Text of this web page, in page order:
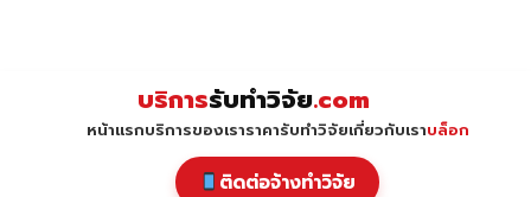
บริการรับทำวิจัย.com
หน้าแรกบริการของเราราคารับทำวิจัยเกี่ยวกับเราบล็อก
ติดต่อจ้างทำวิจัย